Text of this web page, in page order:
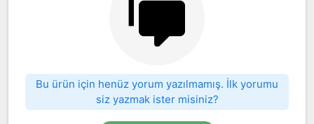
Bu ürün için henüz yorum yazılmamış. İlk yorumu
siz yazmak ister misiniz?